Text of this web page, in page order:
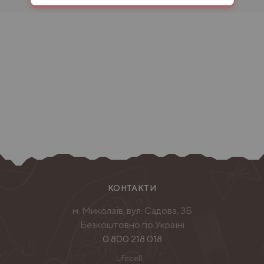
КОНТАКТИ
м. Миколаїв, вул. Садова, 3Б
Безкоштовно по Україні
0 800 218 018
Lifecell